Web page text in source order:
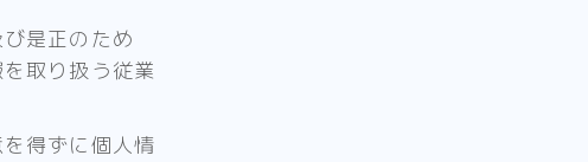
是正のため
取り扱う従業
得ずに個人情